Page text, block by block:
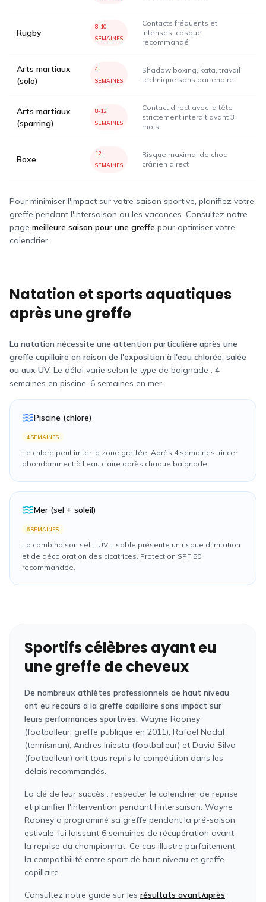
Rugby
8-10
SEMAINES
Contacts fréquents et
intenses, casque
recommandé
Arts martiaux
(solo)
4
SEMAINES
Shadow boxing, kata, travail
technique sans partenaire
Arts martiaux
(sparring)
8-12
SEMAINES
Contact direct avec la tête
strictement interdit avant 3
mois
Boxe
12
SEMAINES
Risque maximal de choc
crânien direct
Pour minimiser l'impact sur votre saison sportive, planifiez votre
greffe pendant l'intersaison ou les vacances. Consultez notre
page meilleure saison pour une greffe pour optimiser votre
calendrier.
Natation et sports aquatiques
après une greffe
La natation nécessite une attention particulière après une
greffe capillaire en raison de l'exposition à l'eau chlorée, salée
ou aux UV. Le délai varie selon le type de baignade : 4
semaines en piscine, 6 semaines en mer.
Piscine (chlore)
4 SEMAINES
Le chlore peut irriter la zone greffée. Après 4 semaines, rincer
abondamment à l'eau claire après chaque baignade.
Mer (sel + soleil)
6 SEMAINES
La combinaison sel + UV + sable présente un risque d'irritation
et de décoloration des cicatrices. Protection SPF 50
recommandée.
Sportifs célèbres ayant eu
une greffe de cheveux
De nombreux athlètes professionnels de haut niveau
ont eu recours à la greffe capillaire sans impact sur
leurs performances sportives. Wayne Rooney
(footballeur, greffe publique en 2011), Rafael Nadal
(tennisman), Andres Iniesta (footballeur) et David Silva
(footballeur) ont tous repris la compétition dans les
délais recommandés.
La clé de leur succès : respecter le calendrier de reprise
et planifier l'intervention pendant l'intersaison. Wayne
Rooney a programmé sa greffe pendant la pré-saison
estivale, lui laissant 6 semaines de récupération avant
la reprise du championnat. Ce cas illustre parfaitement
la compatibilité entre sport de haut niveau et greffe
capillaire.
Consultez notre guide sur les résultats avant/après